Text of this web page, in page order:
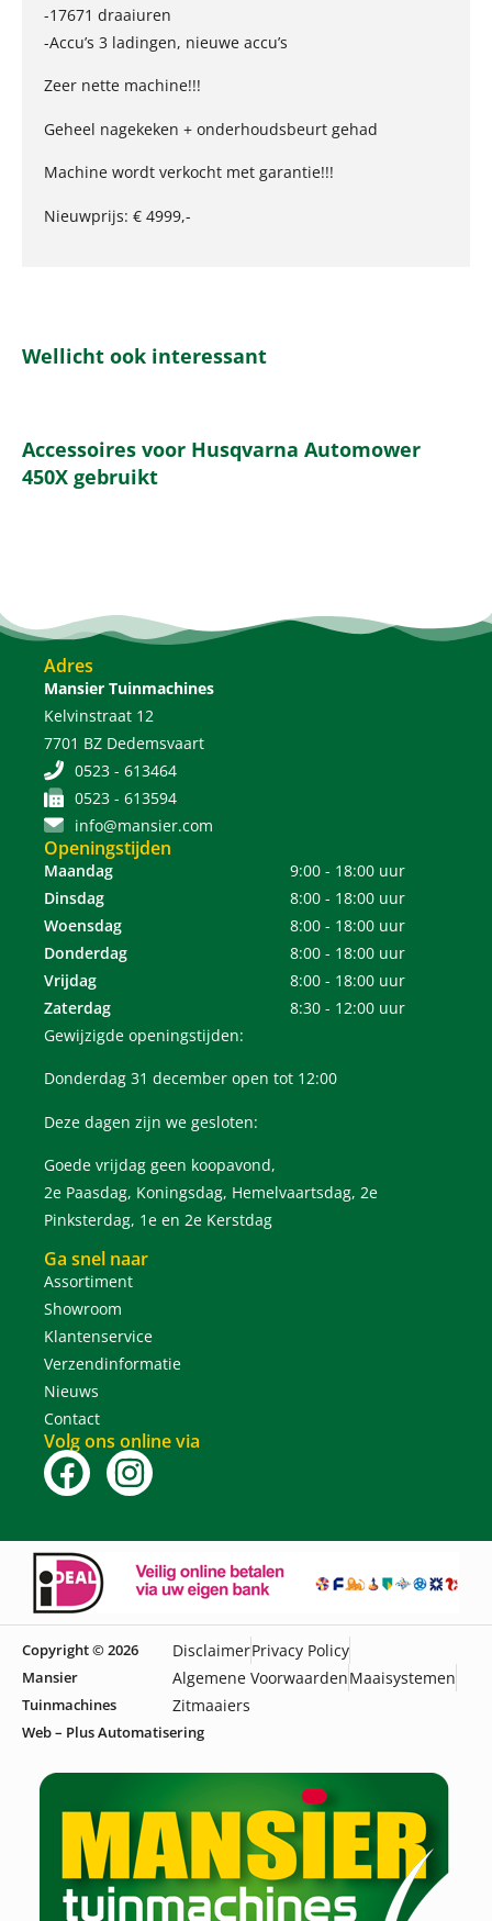
-17671 draaiuren
-Accu’s 3 ladingen, nieuwe accu’s
Zeer nette machine!!!
Geheel nagekeken + onderhoudsbeurt gehad
Machine wordt verkocht met garantie!!!
Nieuwprijs: € 4999,-
Wellicht ook interessant
Accessoires voor Husqvarna Automower
450X gebruikt
Adres
Mansier Tuinmachines
Kelvinstraat 12
7701 BZ Dedemsvaart
0523 - 613464
0523 - 613594
info@mansier.com
Openingstijden
Maandag
9:00 - 18:00 uur
Dinsdag
8:00 - 18:00 uur
Woensdag
8:00 - 18:00 uur
Donderdag
8:00 - 18:00 uur
Vrijdag
8:00 - 18:00 uur
Zaterdag
8:30 - 12:00 uur
Gewijzigde openingstijden:
Donderdag 31 december open tot 12:00
Deze dagen zijn we gesloten:
Goede vrijdag geen koopavond,
2e Paasdag, Koningsdag, Hemelvaartsdag, 2e
Pinksterdag, 1e en 2e Kerstdag
Ga snel naar
Assortiment
Showroom
Klantenservice
Verzendinformatie
Nieuws
Contact
Volg ons online via
Copyright © 2026
Mansier
Tuinmachines
DisclaimerPrivacy Policy
Algemene VoorwaardenMaaisystemen
Zitmaaiers
Web – Plus Automatisering